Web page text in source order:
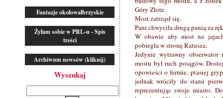
Fantazje okołowałbrzyskie
Żyłam sobie w PRL-u - Spis
treści
Archiwum newsów (kliknij)
Wyszukaj
Góry Złote.
Most zatrząsł się.
Pani chwyciła drugą panią za
W obawie aby most na
pobiegła w stronę Ratusza.
Jedynie wytrawny obserwator
mostu był ruch posągów.
opowieści o fermie, ptasiej
jednak wróciły do stanu
reprezentując swoje miasto.